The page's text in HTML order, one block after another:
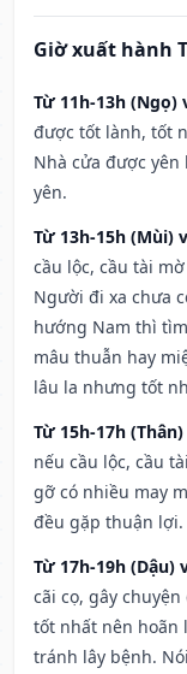
Giờ xuất hành
Từ 11h-13h (Ngọ)
được tốt lành, tốt
Nhà cửa được
yên.
Từ 13h-15h (Mùi)
cầu lộc, cầu tài
Người đi xa chưa
hướng Nam thì
mâu thuẫn hay
lâu la nhưng tốt
Từ 15h-17h
nếu cầu lộc, cầu
gỡ có nhiều may
đều gặp thuận lợi.
Từ 17h-19h (Dậu)
cãi cọ, gây
tốt nhất nên hoãn
tránh lây bệnh.